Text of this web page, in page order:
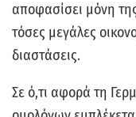
αποφασίσει μόνη
τόσες μεγάλες
διαστάσεις.
Σε ό,τι αφορά τη